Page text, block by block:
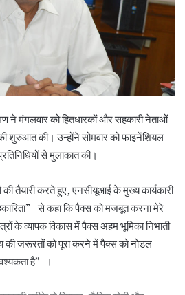
ने मंगलवार को हितधारकों और सहकारी नेताओं
शुरुआत की। उन्होंने सोमवार को फाइनेंशियल
से मुलाकात की।
की तैयारी करते हुए,एनसीयूआई के मुख्य कार्यकारी
से कहा कि पैक्स को मजबूत करना मेरे
के व्यापक विकास में पैक्स अहम भूमिका निभाती
जरूरतों को पूरा करने में पैक्स को नोडल
है”।